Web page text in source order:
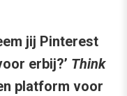
jij Pinterest
erbij?’ Think
platform voor